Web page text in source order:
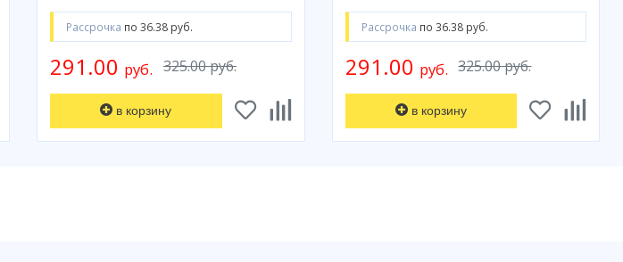
Рассрочка по 36.38 руб.
325.00 руб.
291.00 руб.
в корзину
Рассрочка по 36.38 руб.
325.00 руб.
291.00 руб.
в корзину